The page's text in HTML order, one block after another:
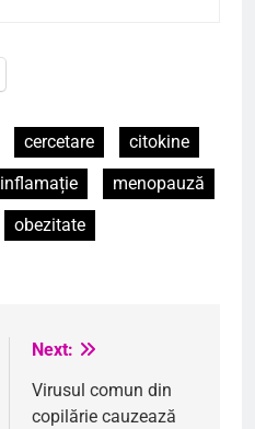
cercetare
citokine
inflamație
menopauză
obezitate
Next:
Virusul comun din
copilărie cauzează